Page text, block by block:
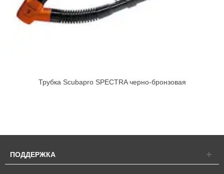
Трубка Scubapro SPECTRA черно-бронзовая
ПОДДЕРЖКА